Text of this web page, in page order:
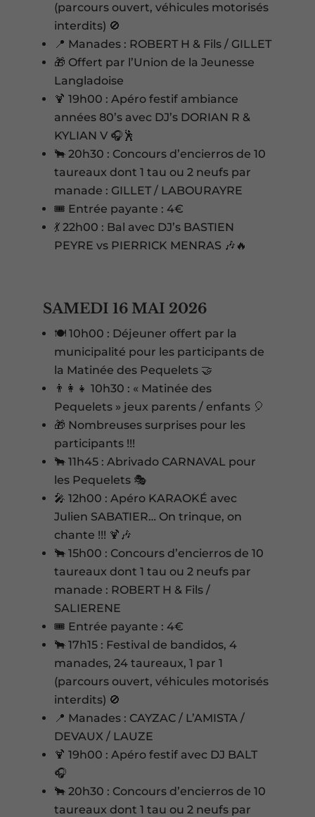
(parcours ouvert, véhicules motorisés
interdits) 🚫
📍 Manades : ROBERT H & Fils / GILLET
🎁 Offert par l’Union de la Jeunesse
Langladoise
🍹 19h00 : Apéro festif ambiance
années 80’s avec DJ’s DORIAN R &
KYLIAN V 🎧🕺
🐂 20h30 : Concours d’encierros de 10
taureaux dont 1 tau ou 2 neufs par
manade : GILLET / LABOURAYRE
🎟️ Entrée payante : 4€
💃 22h00 : Bal avec DJ’s BASTIEN
PEYRE vs PIERRICK MENRAS 🎶🔥
SAMEDI 16 MAI 2026
🍽️ 10h00 : Déjeuner offert par la
municipalité pour les participants de
la Matinée des Pequelets 🤝
👨‍👩‍👧 10h30 : « Matinée des
Pequelets » jeux parents / enfants 🎈
🎁 Nombreuses surprises pour les
participants !!!
🐂 11h45 : Abrivado CARNAVAL pour
les Pequelets 🎭
🎤 12h00 : Apéro KARAOKÉ avec
Julien SABATIER… On trinque, on
chante !!! 🍹🎶
🐂 15h00 : Concours d’encierros de 10
taureaux dont 1 tau ou 2 neufs par
manade : ROBERT H & Fils /
SALIERENE
🎟️ Entrée payante : 4€
🐂 17h15 : Festival de bandidos, 4
manades, 24 taureaux, 1 par 1
(parcours ouvert, véhicules motorisés
interdits) 🚫
📍 Manades : CAYZAC / L’AMISTA /
DEVAUX / LAUZE
🍹 19h00 : Apéro festif avec DJ BALT
🎧
🐂 20h30 : Concours d’encierros de 10
taureaux dont 1 tau ou 2 neufs par